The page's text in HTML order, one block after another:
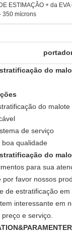
ESTIMAÇÃO + da
350 mícrons
do
do malote
de serviço
qualidade
do
para sua
por favor nossos
de estratificação
interessante em
e serviço.